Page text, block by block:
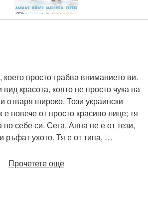
Anna S Brigi Melissa Suzie Suzie Carina Карибско море
Анна С, Бриги, Мелиса, Мюриел, Сузи Карина и СузиAnna S Brigi Melissa Muriel Suzie Suzie Carina baby seals
Anna S Brigi Melissa Muriel Suzie Suzie Carina пикник в Мексико част 1
Anna S Мелиса Сузи нимфи
Anna S Brigi Melissa Muriel Suzie Suzie Carina 6 girls on a pier
Зад кулисите в Мексико
Клас по гола йога
просто грабва вниманието ви.
красота, която не просто чука на
отваря широко. Този украински
повече от просто красиво лице; тя
себе си. Сега, Анна не е от тези,
ръфат ухото. Тя е от типа, …
Прочетете още